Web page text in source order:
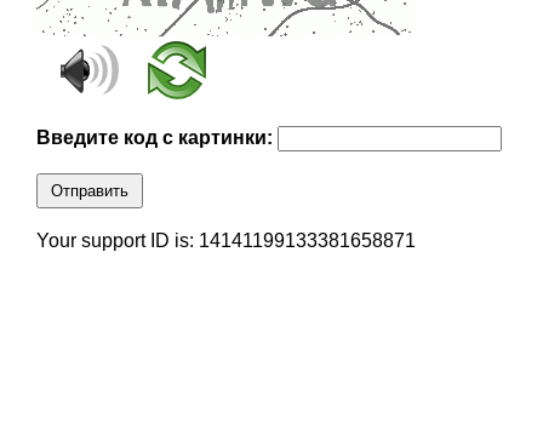
Введите код с картинки:
Отправить
Your support ID is: 14141199133381658871